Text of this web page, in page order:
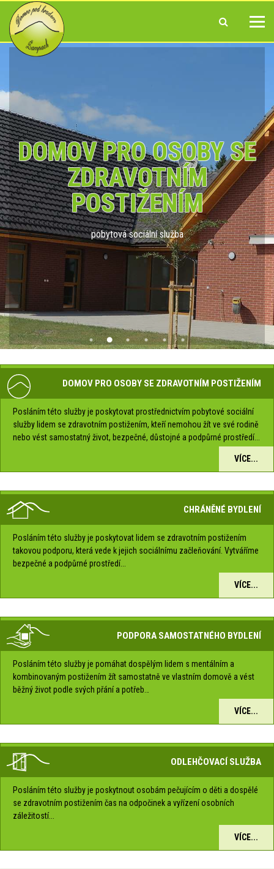
DOMOV PRO OSOBY SE
ZDRAVOTNÍM
POSTIŽENÍM
pobytová sociální služba
DOMOV PRO OSOBY SE ZDRAVOTNÍM POSTIŽENÍM
Posláním této služby je poskytovat prostřednictvím pobytové sociální
služby lidem se zdravotním postižením, kteří nemohou žít ve své rodině
nebo vést samostatný život, bezpečné, důstojné a podpůrné prostředí...
VÍCE...
CHRÁNĚNÉ BYDLENÍ
Posláním této služby je poskytovat lidem se zdravotním postižením
takovou podporu, která vede k jejich sociálnímu začleňování. Vytváříme
bezpečné a podpůrné prostředí...
VÍCE...
PODPORA SAMOSTATNÉHO BYDLENÍ
Posláním této služby je pomáhat dospělým lidem s mentálním a
kombinovaným postižením žít samostatně ve vlastním domově a vést
běžný život podle svých přání a potřeb…
VÍCE...
ODLEHČOVACÍ SLUŽBA
Posláním této služby je poskytnout osobám pečujícím o děti a dospělé
se zdravotním postižením čas na odpočinek a vyřízení osobních
záležitostí...
VÍCE...